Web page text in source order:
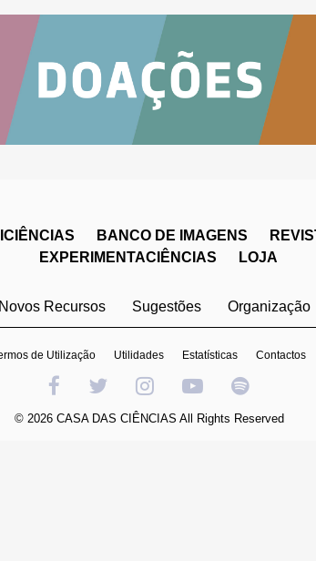
BANCO DE IMAGENS
EXPERIMENTACIÊNCIAS
LOJA
Novos Recursos Sugestões Organização
de Utilização Utilidades Estatísticas Contactos
© 2026 CASA DAS CIÊNCIAS All Rights Reserved